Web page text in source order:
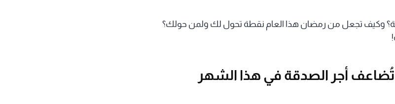
وكيف تجعل من رمضان هذا العام نقطة تحول لك ولمن حولك؟
أجر الصدقة في هذا الشهر